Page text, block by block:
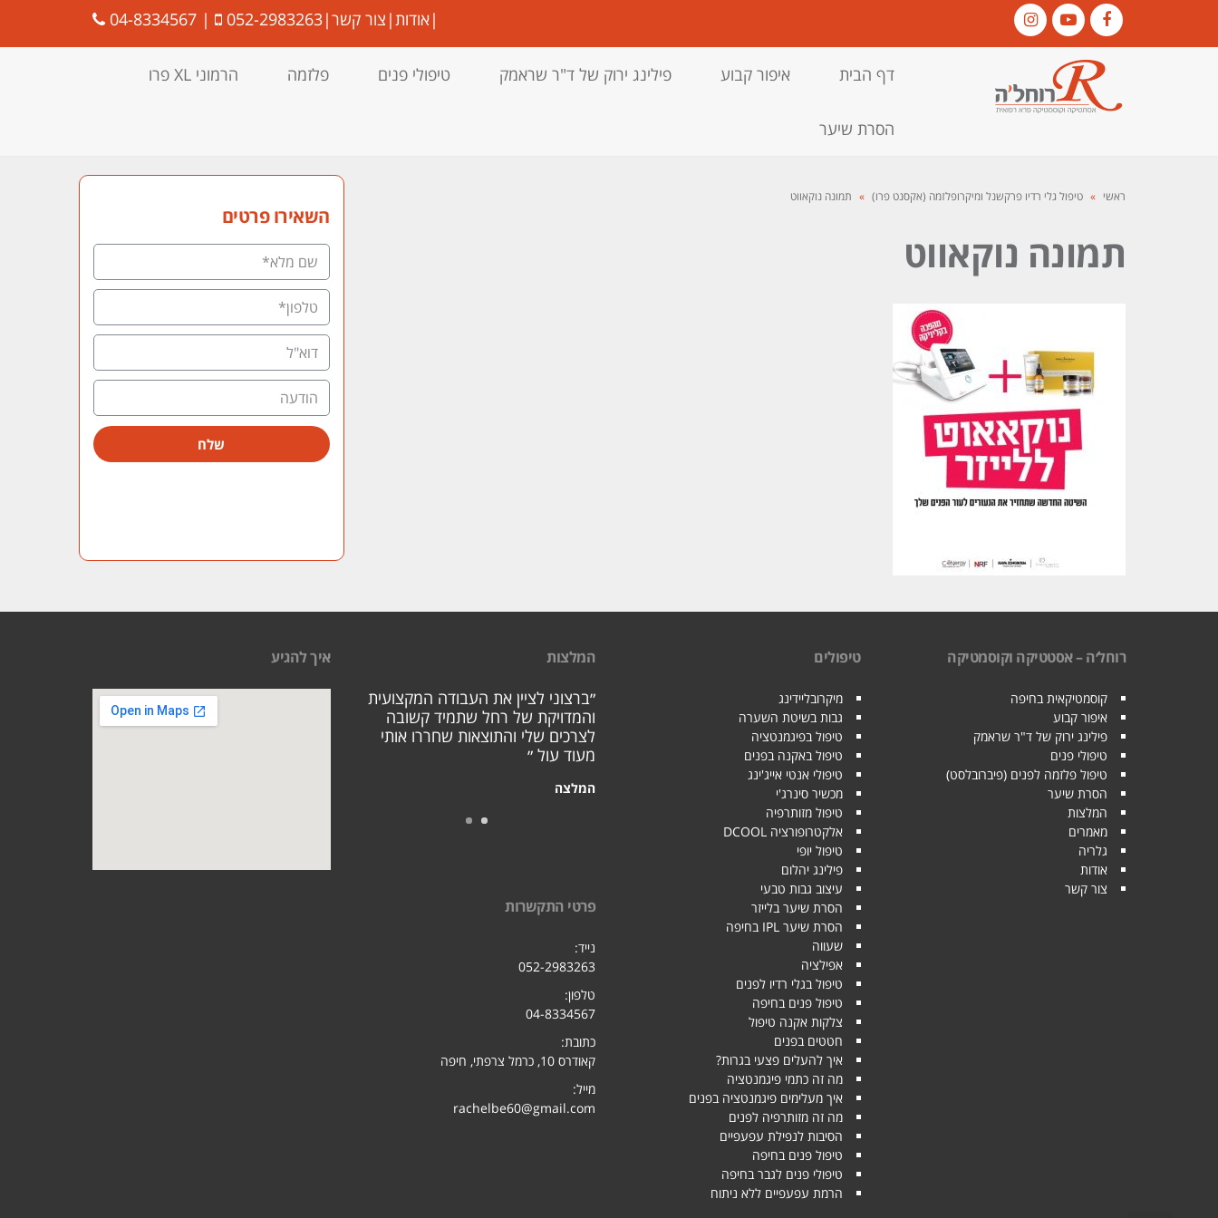
Facebook
YouTube
Instagram
|אודות| צור קשר|
052-2983263
|
04-8334567
דף הבית איפור קבוע פילינג ירוק של ד"ר שראמק טיפולי פנים פלזמה הרמוני XL פרו
הסרת שיער
ראשי » טיפול גלי רדיו פרקשנל ומיקרופלזמה (אקסנט פרו) » תמונה נוקאווט
תמונה נוקאווט
השאירו פרטים
שלח
רוחל׳ה – אסטטיקה וקוסמטיקה
קוסמטיקאית בחיפה
איפור קבוע
פילינג ירוק של ד"ר שראמק
טיפולי פנים
טיפול פלזמה לפנים (פיברובלסט)
הסרת שיער
המלצות
מאמרים
גלריה
אודות
צור קשר
טיפולים
מיקרובליידינג
גבות בשיטת השערה
טיפול בפיגמנטציה
טיפול באקנה בפנים
טיפולי אנטי אייג'ינג
מכשיר סינרג'י
טיפול מזותרפיה
אלקטרופורציה DCOOL
טיפול יופי
פילינג יהלום
עיצוב גבות טבעי
הסרת שיער בלייזר
הסרת שיער IPL בחיפה
שעווה
אפילציה
טיפול בגלי רדיו לפנים
טיפול פנים בחיפה
צלקות אקנה טיפול
חטטים בפנים
איך להעלים פצעי בגרות?
מה זה כתמי פיגמנטציה
איך מעלימים פיגמנטציה בפנים
מה זה מזותרפיה לפנים
הסיבות לנפילת עפעפיים
טיפול פנים בחיפה
טיפולי פנים לגבר בחיפה
הרמת עפעפיים ללא ניתוח
המלצות
״ברצוני לציין את העבודה המקצועית
והמדויקת של רחל שתמיד קשובה
לצרכים שלי והתוצאות שחררו אותי
מעוד עול ״
המלצה
איך להגיע
פרטי התקשרות
נייד:
052-2983263
טלפון:
04-8334567
כתובת:
קאודרס 10, כרמל צרפתי, חיפ
ה
מייל:
rachelbe60@gmail.com